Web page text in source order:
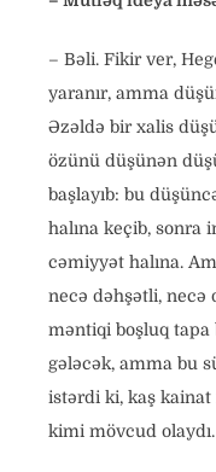
– Bəli. Fikir ver,
yaranır, amma
Əzəldə bir xalis
özünü düşünən
başlayıb: bu
halına keçib, sonra
cəmiyyət halına.
necə dəhşətli, necə
məntiqi boşluq
gələcək, amma bu
istərdi ki, kaş
kimi mövcud olaydı.